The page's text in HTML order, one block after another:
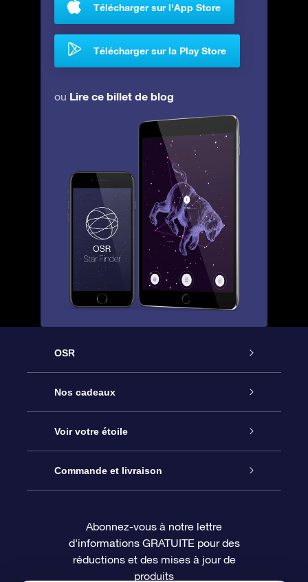
Télécharger sur l'App Store
Télécharger sur la Play Store
ou Lire ce billet de blog
OSR
Service
À propos de l’OSR
Nous contacter
Questions fréquemment posées
Nos cadeaux
Cadeau d’étoile en ligne
Coffret cadeau OSR
Carte cadeau OSR
Voir votre étoile
Registre des étoiles
Page d’accueil personnalisée
Commande et livraison
Informations de paiement
Abonnez-vous à notre lettre
d'informations GRATUITE pour des
réductions et des mises à jour de
produits